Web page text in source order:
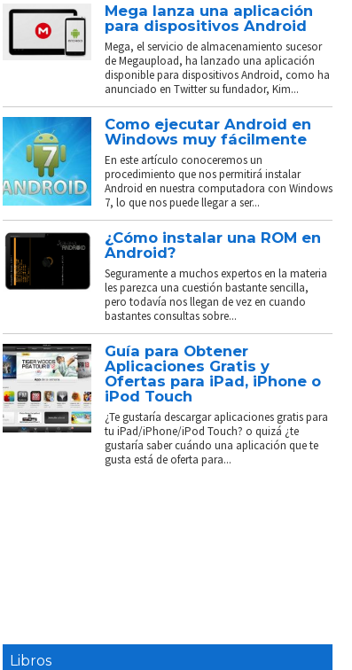
Mega lanza una aplicación
para dispositivos Android
Mega, el servicio de almacenamiento sucesor
de Megaupload, ha lanzado una aplicación
disponible para dispositivos Android, como ha
anunciado en Twitter su fundador, Kim...
Como ejecutar Android en
Windows muy fácilmente
En este artículo conoceremos un
procedimiento que nos permitirá instalar
Android en nuestra computadora con Windows
7, lo que nos puede llegar a ser...
¿Cómo instalar una ROM en
Android?
Seguramente a muchos expertos en la materia
les parezca una cuestión bastante sencilla,
pero todavía nos llegan de vez en cuando
bastantes consultas sobre...
Guía para Obtener
Aplicaciones Gratis y
Ofertas para iPad, iPhone o
iPod Touch
¿Te gustaría descargar aplicaciones gratis para
tu iPad/iPhone/iPod Touch? o quizá ¿te
gustaría saber cuándo una aplicación que te
gusta está de oferta para...
Libros